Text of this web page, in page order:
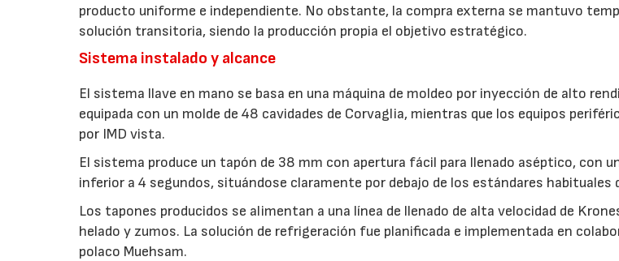
producto uniforme e independiente. No obstante, la compra externa se mantuvo
solución transitoria, siendo la producción propia el objetivo estratégico.
Sistema instalado y alcance
El sistema llave en mano se basa en una máquina de moldeo por inyección de alto
equipada con un molde de 48 cavidades de Corvaglia, mientras que los equipos
por IMD vista.
El sistema produce un tapón de 38 mm con apertura fácil para llenado aséptico, con
inferior a 4 segundos, situándose claramente por debajo de los estándares habituales
Los tapones producidos se alimentan a una línea de llenado de alta velocidad de
helado y zumos. La solución de refrigeración fue planificada e implementada en
polaco Muehsam.